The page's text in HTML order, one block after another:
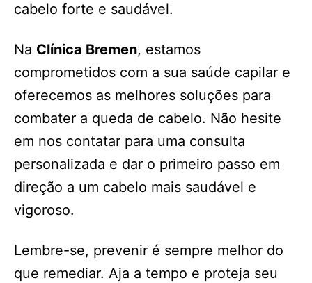
cabelo forte e saudável.
Na Clínica Bremen, estamos
comprometidos com a sua saúde capilar e
oferecemos as melhores soluções para
combater a queda de cabelo. Não hesite
em nos contatar para uma consulta
personalizada e dar o primeiro passo em
direção a um cabelo mais saudável e
vigoroso.
Lembre-se, prevenir é sempre melhor do
que remediar. Aja a tempo e proteja seu